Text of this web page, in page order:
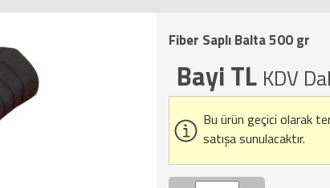
Fiber Saplı Balta 500 gr
Bayi TL KDV
Bu ürün geçici olarak
satışa sunulacaktır.